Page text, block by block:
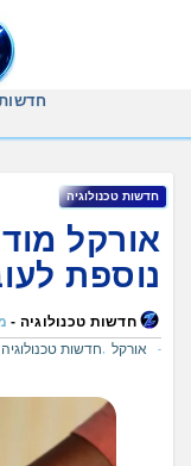
חדשות טכנולוגיה
אורקל
נוספת
חדשות טכנולוגיה -
אורקל
חדשות טכנולוגיה